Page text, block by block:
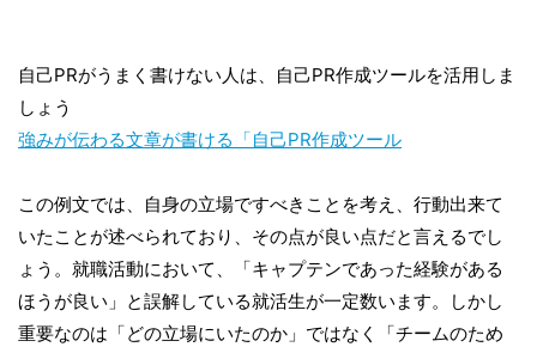
自己PRがうまく書けない人は、自己PR作成ツールを活用しま
しょう
強みが伝わる文章が書ける「自己PR作成ツール
この例文では、自身の立場ですべきことを考え、行動出来て
いたことが述べられており、その点が良い点だと言えるでし
ょう。就職活動において、「キャプテンであった経験がある
ほうが良い」と誤解している就活生が一定数います。しかし
重要なのは「どの立場にいたのか」ではなく「チームのため